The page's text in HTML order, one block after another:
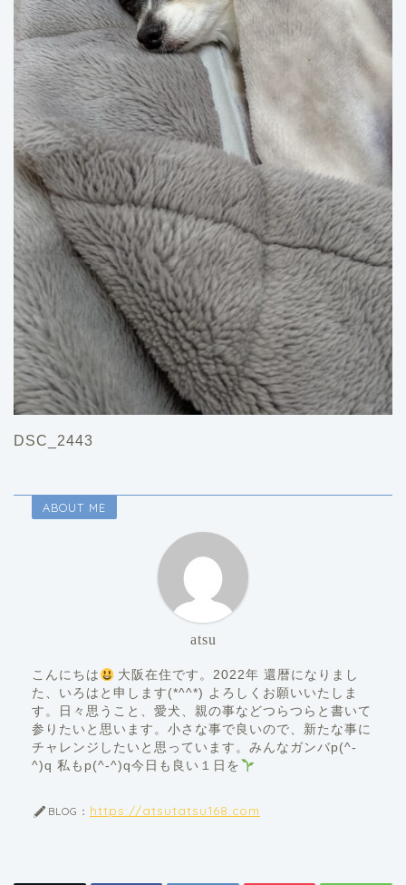
DSC_2443
ABOUT ME
atsu
こんにちは
大阪在住です。2022年 還暦になりまし
た、いろはと申します(*^^*) よろしくお願いいたしま
す。日々思うこと、愛犬、親の事などつらつらと書いて
参りたいと思います。小さな事で良いので、新たな事に
チャレンジしたいと思っています。みんなガンバp(^-
^)q 私もp(^-^)q今日も良い１日を
BLOG： https://atsutatsu168.com